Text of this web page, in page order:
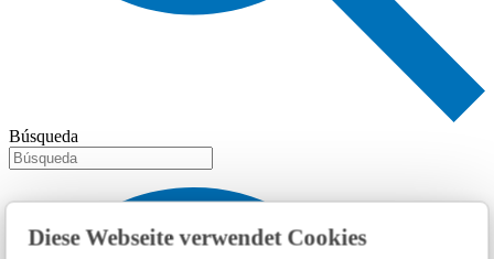
Diese Webseite verwendet Cookies
Búsqueda